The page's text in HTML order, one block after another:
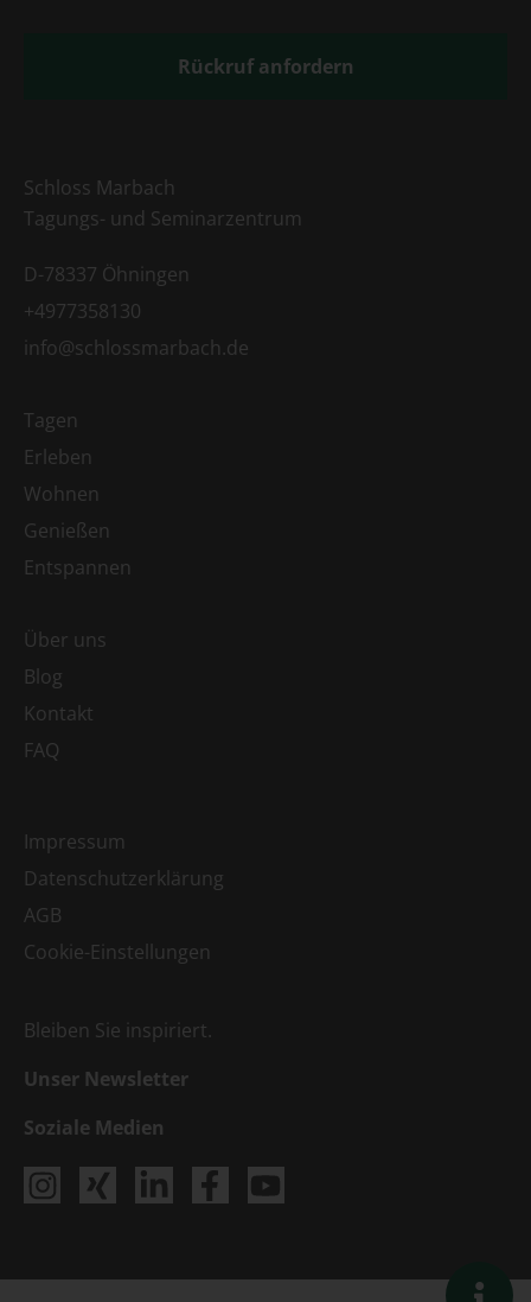
Rückruf anfordern
Schloss Marbach
Tagungs- und Seminarzentrum
D-78337 Öhningen
+4977358130
info@schlossmarbach.de
Tagen
Erleben
Wohnen
Genießen
Entspannen
Über uns
Blog
Kontakt
FAQ
Impressum
Datenschutzerklärung
AGB
Cookie-Einstellungen
Bleiben Sie inspiriert.
Unser Newsletter
Soziale Medien